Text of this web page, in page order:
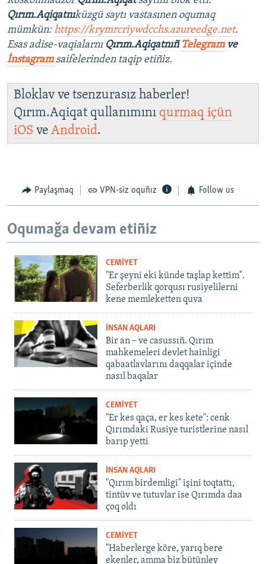
Qırım.Aqiqatnıküzgü saytı vastasınen oqumaq
mümkün:https://krymrcriywdcchs.azureedge.net.
Esas adise-vaqialarnı Qırım.Aqiqatnıñ Telegramve
İnstagram saifelerinden taqip etiñiz.
Bloklav ve tsenzurasız haberler!
Qırım.Aqiqat qullanımını qurmaq içün
iOS ve Android.
Paylaşmaq VPN-siz oquñız Follow us
Oqumağa devam etiñiz
CEMİYET
"Er şeyni eki künde taşlap kettim".
Seferberlik qorqusı rusiyelilerni
kene memleketten quva
İNSAN AQLARI
Bir an – ve casussıñ. Qırım
mahkemeleri devlet hainligi
qabaatlavlarını daqqalar içinde
nasıl baqalar
CEMİYET
"Er kes qaça, er kes kete": cenk
Qırımdaki Rusiye turistlerine nasıl
barıp yetti
İNSAN AQLARI
"Qırım birdemligi" işini toqtattı,
tintüv ve tutuvlar ise Qırımda daa
çoq oldı
CEMİYET
"Haberlerge köre, yarıq bere
ekenler, amma biz bütünley